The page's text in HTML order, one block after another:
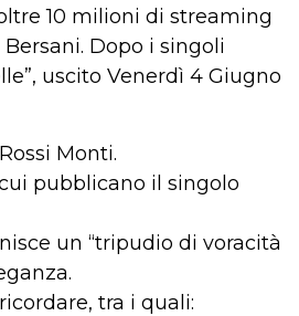
10 milioni di streaming
Dopo i singoli
uscito Venerdì 4 Giugno
Monti.
pubblicano il singolo
un “tripudio di voracità
tra i quali: